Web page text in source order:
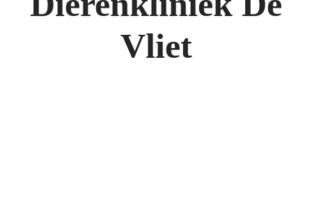
Vliet